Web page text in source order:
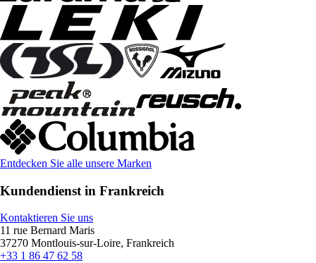
Entdecken Sie alle unsere Marken
Kundendienst in Frankreich
Kontaktieren Sie uns
11 rue Bernard Maris
37270 Montlouis-sur-Loire, Frankreich
+33 1 86 47 62 58